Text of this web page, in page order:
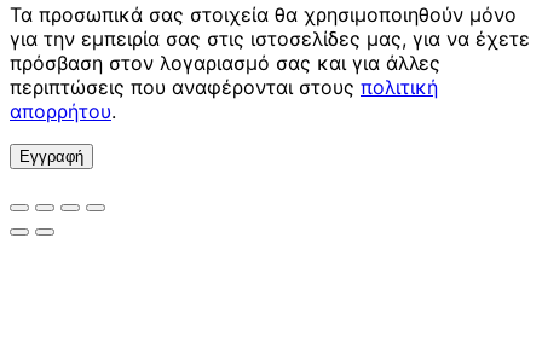
Τα προσωπικά σας στοιχεία θα χρησιμοποιηθούν μόνο
για την εμπειρία σας στις ιστοσελίδες μας, για να έχετε
πρόσβαση στον λογαριασμό σας και για άλλες
περιπτώσεις που αναφέρονται στους πολιτική
απορρήτου.
Εγγραφή